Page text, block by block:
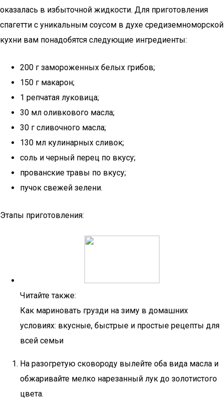
оказалась в избыточной жидкости. Для приготовления
спагетти с уникальным соусом в духе средиземноморской
кухни вам понадобятся следующие ингредиенты:
200 г замороженных белых грибов;
150 г макарон;
1 репчатая луковица;
30 мл оливкового масла;
30 г сливочного масла;
130 мл кулинарных сливок;
соль и черный перец по вкусу;
прованские травы по вкусу;
пучок свежей зелени.
Этапы приготовления:
Читайте также:
Как мариновать грузди на зиму в домашних
условиях: вкусные, быстрые и простые рецепты для
всей семьи
На разогретую сковороду вылейте оба вида масла и
обжаривайте мелко нарезанный лук до золотистого
цвета.